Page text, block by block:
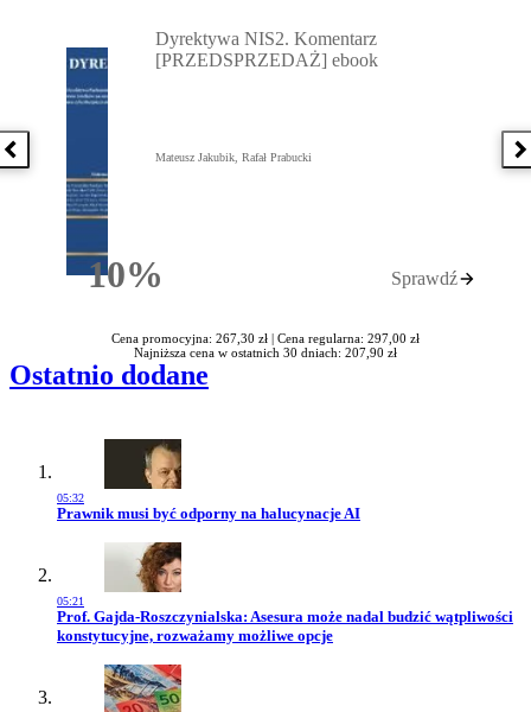
Poprzednia książka
10%Rabatu
Dyrektywa NIS2. Komentarz
[PRZEDSPRZEDAŻ] ebook
Mateusz Jakubik, Rafał Prabucki
Sprawdź
Cena promocyjna: 267,30 zł | Cena regularna: 297,00 zł
Najniższa cena w ostatnich 30 dniach: 207,90 zł
Ostatnio dodane
05:32
Przejdź do artykułu:
Prawnik musi być odporny na halucynacje AI
05:21
Przejdź do artykułu:
Prof. Gajda-Roszczynialska: Asesura może nadal budzić wątpliwości
konstytucyjne, rozważamy możliwe opcje